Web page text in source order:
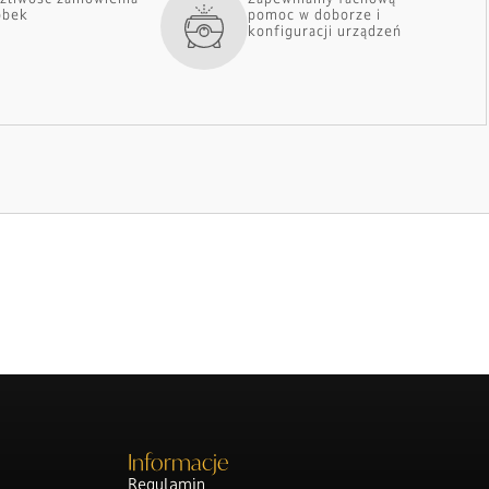
pomoc w doborze i
konfiguracji urządzeń
Informacje
Regulamin